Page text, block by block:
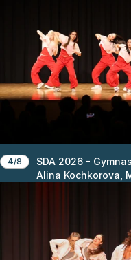
4/8
SDA 2026 -
Alina Kochkorova,